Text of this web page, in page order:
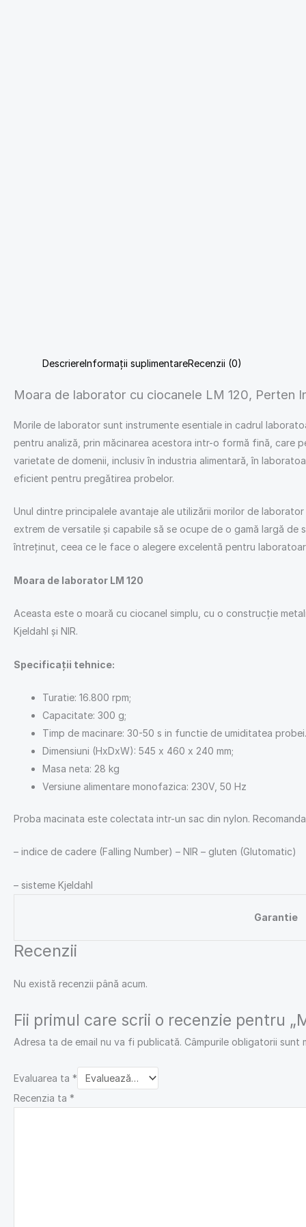
DescriereInformații suplimentareRecenzii (0)
Moara de laborator cu ciocanele LM 120, Perten
Morile de laborator sunt instrumente esentiale in cadrul
pentru analiză, prin măcinarea acestora intr-o formă fină, care
varietate de domenii, inclusiv în industria alimentară, în
eficient pentru pregătirea probelor.
Unul dintre principalele avantaje ale utilizării morilor de
extrem de versatile și capabile să se ocupe de o gamă largă
întreținut, ceea ce le face o alegere excelentă pentru
Moara de laborator LM 120
Aceasta este o moară cu ciocanel simplu, cu o construcție
Kjeldahl și NIR.
Specificații tehnice:
Turatie: 16.800 rpm;
Capacitate: 300 g;
Timp de macinare: 30-50 s in functie de umiditatea probei.
Dimensiuni (HxDxW): 545 x 460 x 240 mm;
Masa neta: 28 kg
Versiune alimentare monofazica: 230V, 50 Hz
Proba macinata este colectata intr-un sac din nylon.
– indice de cadere (Falling Number) – NIR – gluten (Glutomatic)
– sisteme Kjeldahl
Garantie
Recenzii
Nu există recenzii până acum.
Fii primul care scrii o recenzie pentru
Adresa ta de email nu va fi publicată. Câmpurile obligatorii sunt
Evaluarea ta *
Recenzia ta *